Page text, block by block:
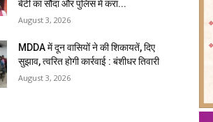
बेटी का सौदा और पुलिस में करा...
August 3, 2026
MDDA में दून वासियों ने की शिकायतें, दिए
सुझाव, त्वरित होगी कार्रवाई : बंशीधर तिवारी
August 3, 2026